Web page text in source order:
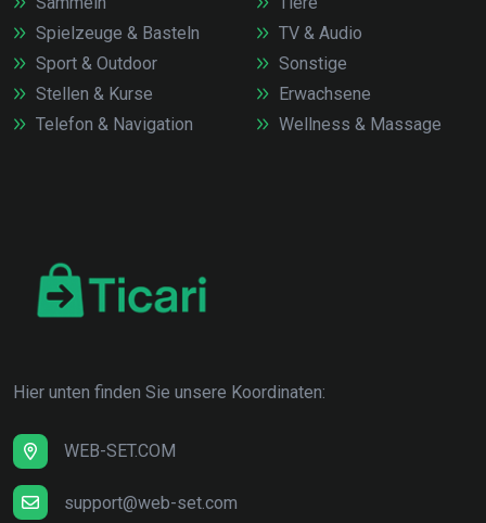
Spielzeuge & Basteln
Sport & Outdoor
Stellen & Kurse
Telefon & Navigation
TV & Audio
Sonstige
Erwachsene
Wellness & Massage
Hier unten finden Sie unsere Koordinaten:
WEB-SET.COM
support@web-set.com